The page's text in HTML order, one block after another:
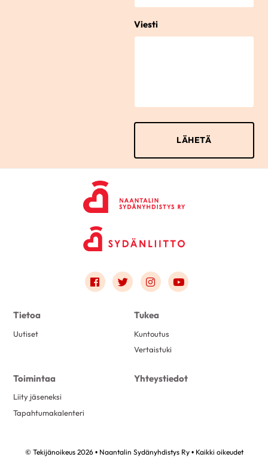
Viesti
Link to facebook
Link to twitter
Link to instagram
Link to youtube
Tietoa
Uutiset
Tukea
Kuntoutus
Vertaistuki
Toimintaa
Liity jäseneksi
Tapahtumakalenteri
Yhteystiedot
© Tekijänoikeus 2026 • Naantalin Sydänyhdistys Ry • Kaikki oikeudet